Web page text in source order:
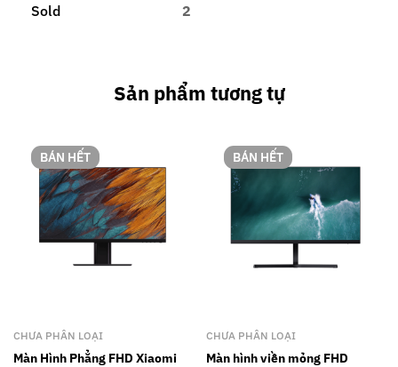
Sold 2
Sản phẩm tương tự
BÁN HẾT
CHƯA PHÂN LOẠI
Màn Hình Phẳng FHD Xiaomi
BÁN HẾT
CHƯA PHÂN LOẠI
Màn hình viền mỏng FHD